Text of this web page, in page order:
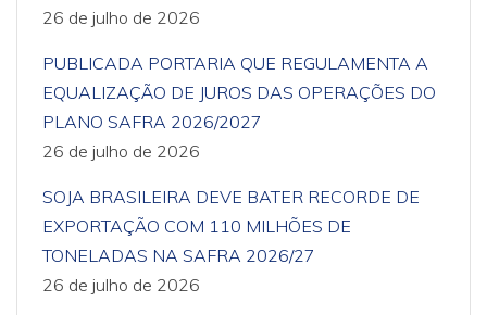
26 de julho de 2026
PUBLICADA PORTARIA QUE REGULAMENTA A
EQUALIZAÇÃO DE JUROS DAS OPERAÇÕES DO
PLANO SAFRA 2026/2027
26 de julho de 2026
SOJA BRASILEIRA DEVE BATER RECORDE DE
EXPORTAÇÃO COM 110 MILHÕES DE
TONELADAS NA SAFRA 2026/27
26 de julho de 2026